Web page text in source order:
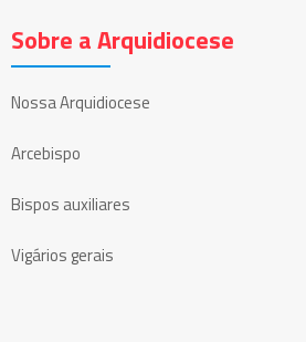
Sobre a Arquidiocese
Nossa Arquidiocese
Arcebispo
Bispos auxiliares
Vigários gerais